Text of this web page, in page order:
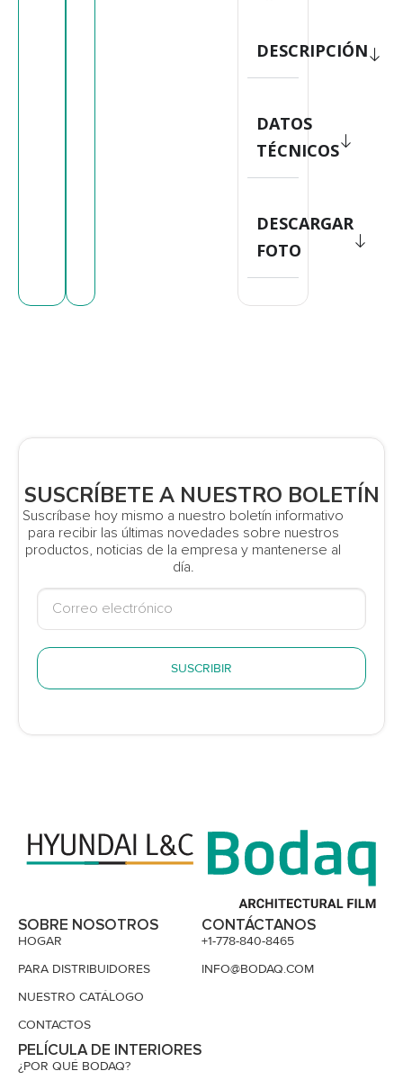
DESCRIPCIÓN
DATOS
TÉCNICOS
DESCARGAR
FOTO
SUSCRÍBETE A NUESTRO BOLETÍN
Suscríbase hoy mismo a nuestro boletín informativo
para recibir las últimas novedades sobre nuestros
productos, noticias de la empresa y mantenerse al
día.
SUSCRIBIR
SOBRE NOSOTROS
HOGAR
PARA DISTRIBUIDORES
NUESTRO CATÁLOGO
CONTACTOS
PELÍCULA DE INTERIORES
¿POR QUÉ BODAQ?
CONTÁCTANOS
+1-778-840-8465
INFO@BODAQ.COM